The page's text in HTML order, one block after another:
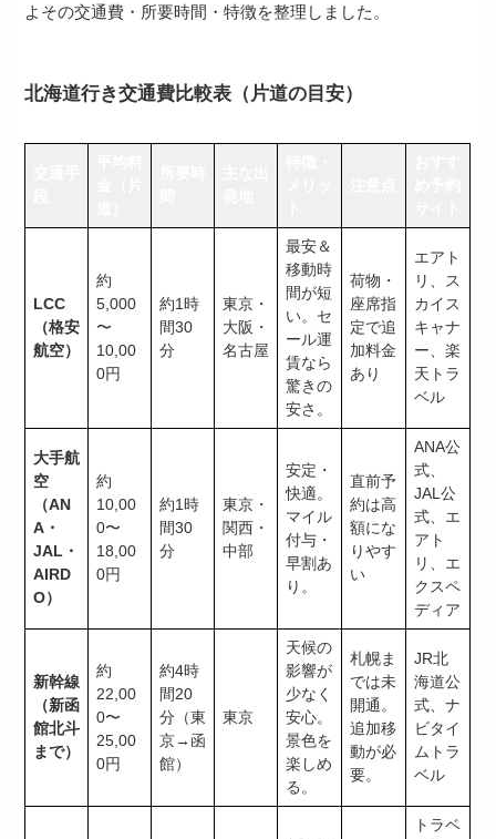
よその交通費・所要時間・特徴を整理しました。
北海道行き交通費比較表（片道の目安）
LCC
（格安
航空）
約
5,000
〜
10,00
0円
約1時
間30
分
東京・
大阪・
名古屋
最安＆
移動時
間が短
い。セ
ール運
賃なら
驚きの
安さ。
荷物・
座席指
定で追
加料金
あり
エアト
リ、ス
カイス
キャナ
ー、楽
天トラ
ベル
大手航
空
（AN
A・
JAL・
AIRD
O）
約
10,00
0〜
18,00
0円
約1時
間30
分
東京・
関西・
中部
安定・
快適。
マイル
付与・
早割あ
り。
直前予
約は高
額にな
りやす
い
ANA公
式、
JAL公
式、エ
アト
リ、エ
クスペ
ディア
新幹線
（新函
館北斗
まで）
約
22,00
0〜
25,00
0円
約4時
間20
分（東
京→函
館）
東京
天候の
影響が
少なく
安心。
景色を
楽しめ
る。
札幌ま
では未
開通。
追加移
動が必
要。
JR北
海道公
式、ナ
ビタイ
ムトラ
ベル
トラベ